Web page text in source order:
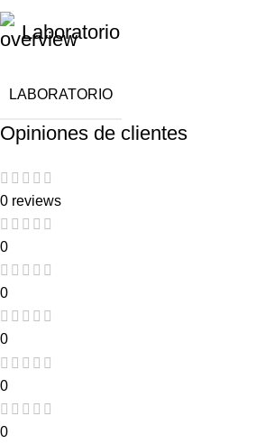
Laboratorio
LABORATORIO
Opiniones de clientes
0 reviews
0
0
0
0
0